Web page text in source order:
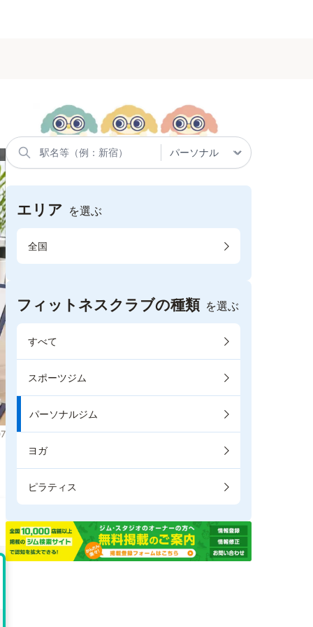
エリア を選ぶ
全国
フィットネスクラブの種類 を選ぶ
すべて
スポーツジム
パーソナルジム
ヨガ
ピラティス